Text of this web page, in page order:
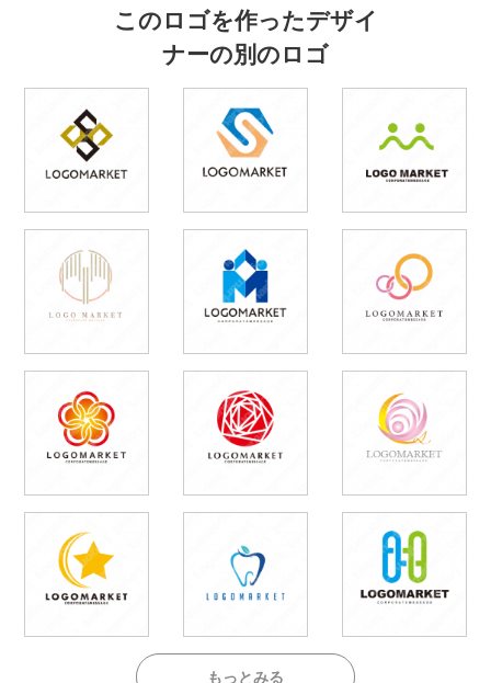
このロゴを作ったデザイ
ナーの別のロゴ
もっとみる